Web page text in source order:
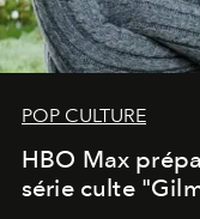
POP CULTURE
HBO Max
série culte